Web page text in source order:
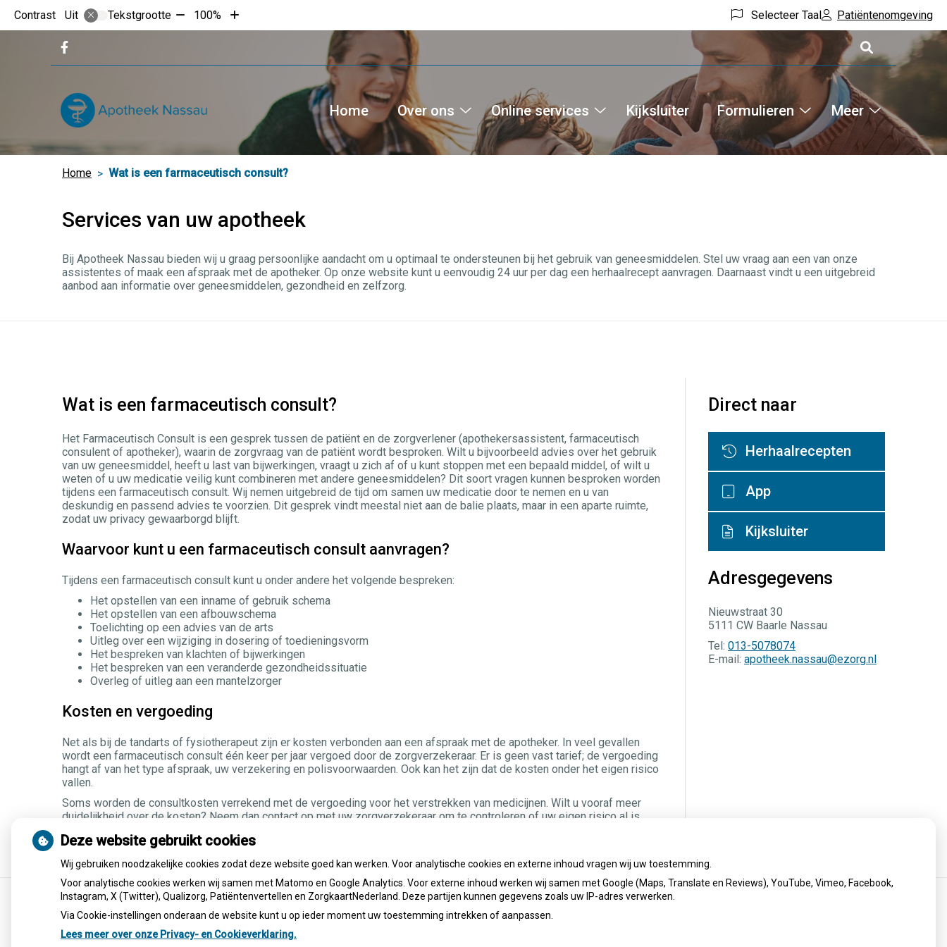
Contrast Uit Tekstgrootte Tekst
verkleinen
100%
Tekst
vergroten
Selecteer Taal Patiëntenomgeving
Bezoek
onze
pagina
Home Over ons
Over
ons
Online services
Online
services
Kijksluiter Formulieren
Formulieren
submenu
Meer
Meer
submenu
Home Wat is een farmaceutisch consult?
Services van uw apotheek
Bij Apotheek Nassau bieden wij u graag persoonlijke aandacht om u optimaal te ondersteunen bij het gebruik van geneesmiddelen. Stel uw vraag aan een van onze
assistentes of maak een afspraak met de apotheker. Op onze website kunt u eenvoudig 24 uur per dag een herhaalrecept aanvragen. Daarnaast vindt u een uitgebreid
aanbod aan informatie over geneesmiddelen, gezondheid en zelfzorg.
Wat is een farmaceutisch consult?
Het Farmaceutisch Consult is een gesprek tussen de patiënt en de zorgverlener (apothekersassistent, farmaceutisch
consulent of apotheker), waarin de zorgvraag van de patiënt wordt besproken. Wilt u bijvoorbeeld advies over het gebruik
van uw geneesmiddel, heeft u last van bijwerkingen, vraagt u zich af of u kunt stoppen met een bepaald middel, of wilt u
weten of u uw medicatie veilig kunt combineren met andere geneesmiddelen? Dit soort vragen kunnen besproken worden
tijdens een farmaceutisch consult. Wij nemen uitgebreid de tijd om samen uw medicatie door te nemen en u van
deskundig en passend advies te voorzien. Dit gesprek vindt meestal niet aan de balie plaats, maar in een aparte ruimte,
zodat uw privacy gewaarborgd blijft.
Waarvoor kunt u een farmaceutisch consult aanvragen?
Tijdens een farmaceutisch consult kunt u onder andere het volgende bespreken:
Het opstellen van een inname of gebruik schema
Het opstellen van een afbouwschema
Toelichting op een advies van de arts
Uitleg over een wijziging in dosering of toedieningsvorm
Het bespreken van klachten of bijwerkingen
Het bespreken van een veranderde gezondheidssituatie
Overleg of uitleg aan een mantelzorger
Kosten en vergoeding
Net als bij de tandarts of fysiotherapeut zijn er kosten verbonden aan een afspraak met de apotheker. In veel gevallen
wordt een farmaceutisch consult één keer per jaar vergoed door de zorgverzekeraar. Er is geen vast tarief; de vergoeding
hangt af van het type afspraak, uw verzekering en polisvoorwaarden. Ook kan het zijn dat de kosten onder het eigen risico
vallen.
Soms worden de consultkosten verrekend met de vergoeding voor het verstrekken van medicijnen. Wilt u vooraf meer
duidelijkheid over de kosten? Neem dan contact op met uw zorgverzekeraar om te controleren of uw eigen risico al is
Direct naar
Herhaalrecepten
App
Kijksluiter
Adresgegevens
Nieuwstraat 30
5111 CW Baarle Nassau
Tel: 013-5078074
E-mail: apotheek.nassau@ezorg.nl
Deze website gebruikt cookies
Wij gebruiken noodzakelijke cookies zodat deze website goed kan werken. Voor analytische cookies en externe inhoud vragen wij uw toestemming.
Voor analytische cookies werken wij samen met Matomo en Google Analytics. Voor externe inhoud werken wij samen met Google (Maps, Translate en Reviews), YouTube, Vimeo, Facebook,
Instagram, X (Twitter), Qualizorg, Patiëntenvertellen en ZorgkaartNederland. Deze partijen kunnen gegevens zoals uw IP-adres verwerken.
Via Cookie-instellingen onderaan de website kunt u op ieder moment uw toestemming intrekken of aanpassen.
Lees meer over onze Privacy- en Cookieverklaring.